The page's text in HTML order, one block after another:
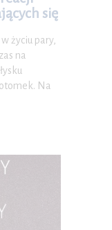
się
życiu pary,
na
Na